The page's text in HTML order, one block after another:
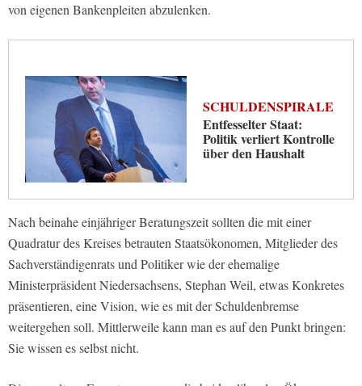
von eigenen Bankenpleiten abzulenken.
SCHULDENSPIRALE
Entfesselter Staat:
Politik verliert Kontrolle
über den Haushalt
Nach beinahe einjähriger Beratungszeit sollten die mit einer
Quadratur des Kreises betrauten Staatsökonomen, Mitglieder des
Sachverständigenrats und Politiker wie der ehemalige
Ministerpräsident Niedersachsens, Stephan Weil, etwas Konkretes
präsentieren, eine Vision, wie es mit der Schuldenbremse
weitergehen soll. Mittlerweile kann man es auf den Punkt bringen:
Sie wissen es selbst nicht.